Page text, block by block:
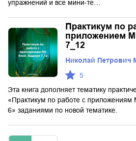
упражнений и все мини-те…
Практикум по
приложением
7_12
Николай Петрович
5
Эта книга дополняет тематику
«Практикум по работе с приложениям
6» заданиями по новой тематике.